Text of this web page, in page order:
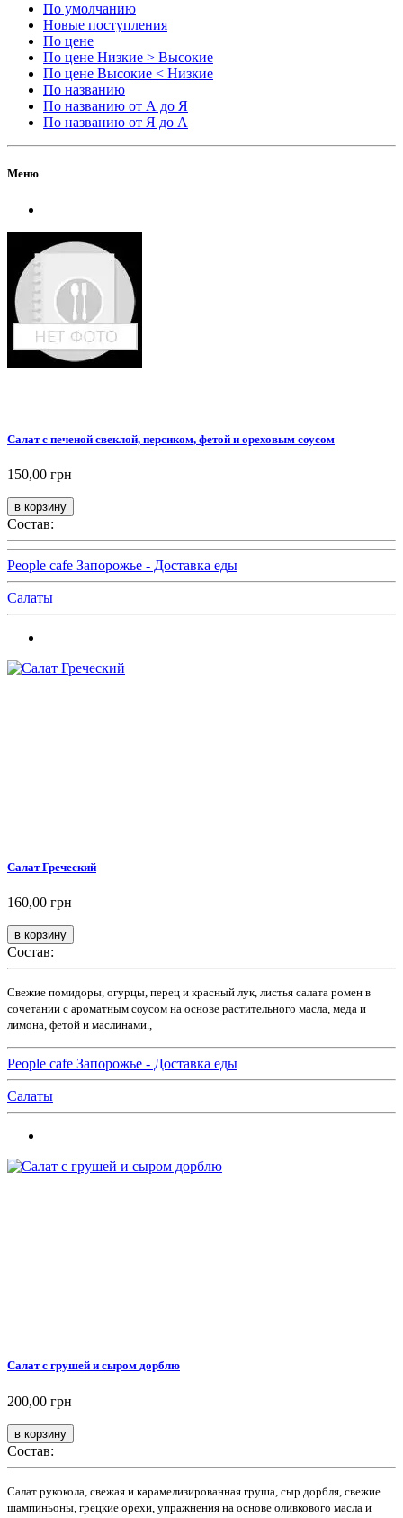
По умолчанию
Новые поступления
По цене
По цене Низкие > Высокие
По цене Высокие < Низкие
По названию
По названию от А до Я
По названию от Я до А
Меню
Салат с печеной свеклой, персиком, фетой и ореховым соусом
150,00 грн
Состав:
People cafe Запорожье - Доставка еды
Салаты
Салат Греческий
160,00 грн
Состав:
Свежие помидоры, огурцы, перец и красный лук, листья салата ромен в
сочетании с ароматным соусом на основе растительного масла, меда и
лимона, фетой и маслинами.,
People cafe Запорожье - Доставка еды
Салаты
Салат с грушей и сыром дорблю
200,00 грн
Состав:
Салат рукокола, свежая и карамелизированная груша, сыр дорбля, свежие
шампиньоны, грецкие орехи, упражнения на основе оливкового масла и